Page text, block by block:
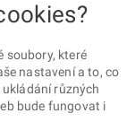
soubory, které
nastavení a to, co
různých
bude fungovat i